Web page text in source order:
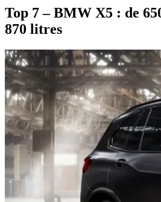
Top 7 – BMW X5 : de
870 litres